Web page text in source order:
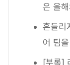
은 올
흔들리
어 팀
[부록]